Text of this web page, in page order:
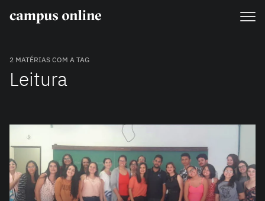
2 MATÉRIAS COM A TAG
Leitura